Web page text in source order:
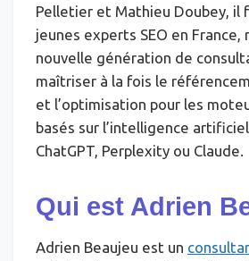
Pelletier et Mathieu Doubey, il
jeunes experts SEO en
nouvelle génération de
maîtriser à la fois le
et l’optimisation pour les
basés sur l’intelligence
ChatGPT, Perplexity ou Claude.
Qui est Adrien
Adrien Beaujeu est un